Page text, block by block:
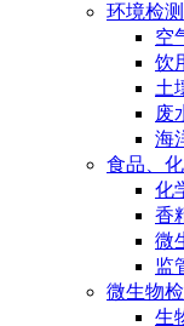
环境检测
空
饮
土
废
海
食品、
化
香
微
监
微生物
生